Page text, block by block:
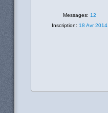
Messages: 12
Inscription: 18 Avr 2014